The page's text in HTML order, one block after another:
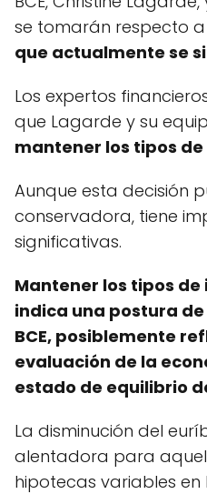
se tomarán respecto a
que actualmente se
Los expertos
que Lagarde y su
mantener los tipos
Aunque esta decisión
conservadora, tiene
significativas.
Mantener los tipos
indica una postura
BCE, posiblemente
evaluación de la
estado de equilibrio
La disminución del
alentadora para
hipotecas variables en